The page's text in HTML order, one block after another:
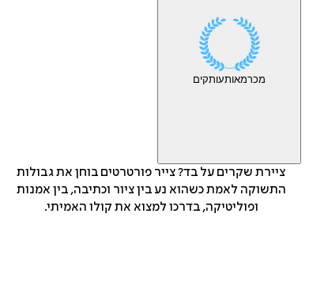
מכרמאותעותקים
ציירת שקרים על בד? צייר פורטרטים בוחן את גבולות
התשוקה לאמת כשהוא נע בין ציור וכתיבה, בין אמנות
ופוליטיקה, בדרכו למצוא את קולו האמיתי.